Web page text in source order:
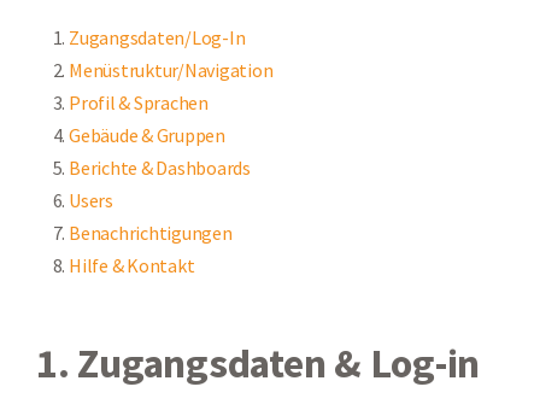
Zugangsdaten/Log-In
Menüstruktur/Navigation
Profil & Sprachen
Gebäude & Gruppen
Berichte & Dashboards
Users
Benachrichtigungen
Hilfe & Kontakt
1. Zugangsdaten & Log-in